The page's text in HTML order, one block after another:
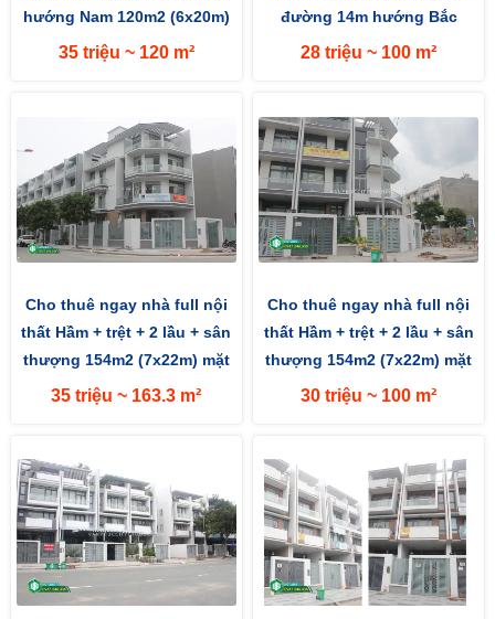
hướng Nam 120m2 (6x20m)
đường lớn 25m
35 triệu ~ 120 m²
đường 14m hướng Bắc
28 triệu ~ 100 m²
Cho thuê ngay nhà full nội
thất Hầm + trệt + 2 lầu + sân
thượng 154m2 (7x22m) mặt
tiền đường 13m hướng...
35 triệu ~ 163.3 m²
Cho thuê ngay nhà full nội
thất Hầm + trệt + 2 lầu + sân
thượng 154m2 (7x22m) mặt
tiền đường 13m hướng...
30 triệu ~ 100 m²